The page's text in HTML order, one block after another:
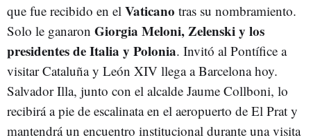
que fue recibido en el Vaticano tras su nombramiento.
Solo le ganaron Giorgia Meloni, Zelenski y los
presidentes de Italia y Polonia. Invitó al Pontífice a
visitar Cataluña y León XIV llega a Barcelona hoy.
Salvador Illa, junto con el alcalde Jaume Collboni, lo
recibirá a pie de escalinata en el aeropuerto de El Prat y
mantendrá un encuentro institucional durante una visita